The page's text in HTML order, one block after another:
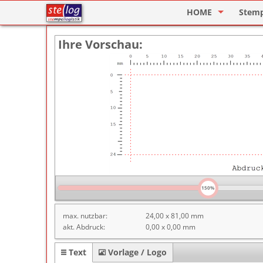
HOME
Stempel Designer
ImageCard
Ihre Vorschau:
150%
max. nutzbar:
24,00 x 81,00 mm
akt. Abdruck:
0,00 x 0,00 mm
Text Vorlage / Logo